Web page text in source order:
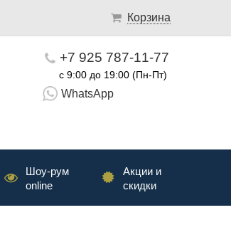
Корзина
+7 925 787-11-77
с 9:00 до 19:00 (Пн-Пт)
WhatsApp
Акции и
скидки
Шоу-рум
online